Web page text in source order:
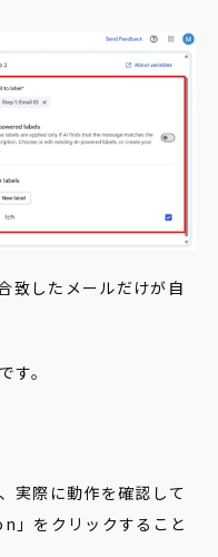
致したメールだけが自
す。
実際に動作を確認して
」をクリックすること